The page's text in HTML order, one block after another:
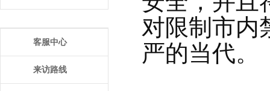
客服中心
来访路线
对限制市内
严的当代。